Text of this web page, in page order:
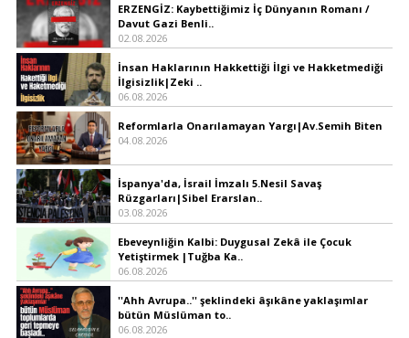
ERZENGİZ: Kaybettiğimiz İç Dünyanın Romanı /
Davut Gazi Benli..
02.08.2026
İnsan Haklarının Hakkettiği İlgi ve Hakketmediği
İlgisizlik|Zeki ..
06.08.2026
Reformlarla Onarılamayan Yargı|Av.Semih Biten
04.08.2026
İspanya'da, İsrail İmzalı 5.Nesil Savaş
Rüzgarları|Sibel Erarslan..
03.08.2026
Ebeveynliğin Kalbi: Duygusal Zekâ ile Çocuk
Yetiştirmek |Tuğba Ka..
06.08.2026
''Ahh Avrupa..'' şeklindeki âşıkâne yaklaşımlar
bütün Müslüman to..
06.08.2026